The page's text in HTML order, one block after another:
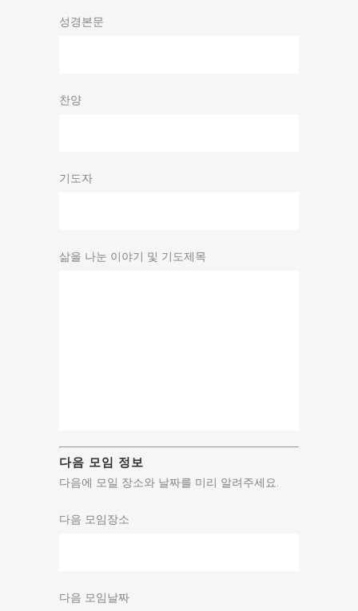
성경본문
찬양
기도자
삶을 나눈 이야기 및 기도제목
다음 모임 정보
다음에 모일 장소와 날짜를 미리 알려주세요.
다음 모임장소
다음 모임날짜